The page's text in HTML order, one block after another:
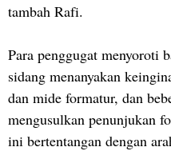
tambah Rafi.
Para penggugat menyoroti
sidang menanyakan
dan mide formatur, dan
mengusulkan penunjukan
ini bertentangan dengan